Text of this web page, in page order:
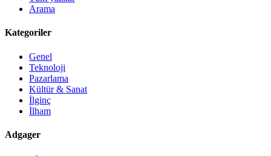
Arama
Kategoriler
Genel
Teknoloji
Pazarlama
Kültür & Sanat
İlginç
İlham
Adgager